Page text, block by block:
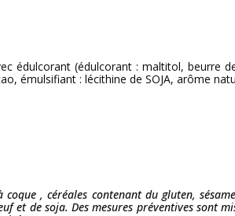
édulcorant (édulcorant : maltitol, beurre
émulsifiant : lécithine de SOJA, arôme
, céréales contenant du gluten,
et de soja. Des mesures préventives sont